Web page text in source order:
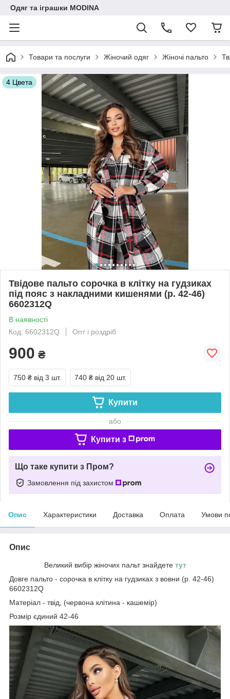
Одяг та іграшки MODINA
Товари та послуги Жіночий одяг Жіночі пальто
4 Цвета
Твідове пальто сорочка в клітку на гудзиках
під пояс з накладними кишенями (р. 42-46)
6602312Q
В наявності
Код: 6602312Q
Опт і роздріб
900 ₴
750 ₴ від 3 шт. 740 ₴ від 20 шт.
Купити
або
Купити з
Що таке купити з Пром?
Замовлення під захистом
Опис Характеристики Доставка Оплата Умови
Опис
Великий вибір жіночих пальт знайдете тут
Довге пальто - сорочка в клітку на гудзиках з вовни (р. 42-46)
6602312Q
Матеріал - твід, (червона клітина - кашемір)
Розмір єдиний 42-46